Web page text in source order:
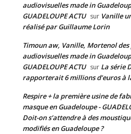
audiovisuelles made in
GUADELOUPE ACTU sur Vanille
réalisé par Guillaume Lorin
Timoun aw, Vanille, Mortenol
audiovisuelles made in
GUADELOUPE ACTU sur La série
rapporterait 6 millions d’euros à
Respire + la première usine de
masque en Guadeloupe -
Doit-on s’attendre à des
modifiés en Guadeloupe ?